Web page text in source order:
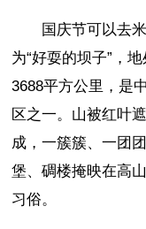
国庆节可以去
为“好耍的坝子”，
3688平方公里，是
区之一。山被红叶
成，一簇簇、一团
堡、碉楼掩映在高
习俗。